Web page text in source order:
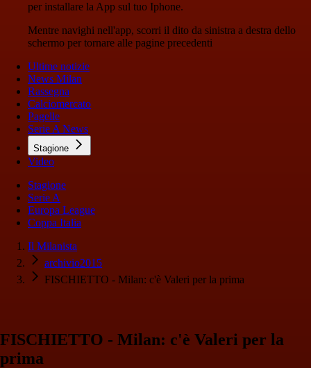
per installare la App sul tuo Iphone.
Mentre navighi nell'app, scorri il dito da sinistra a destra dello
schermo per tornare alle pagine precedenti
Ultime notizie
News Milan
Rassegna
Calciomercato
Pagelle
Serie A News
Stagione
Video
Stagione
Serie A
Europa League
Coppa Italia
Il Milanista
archivio2015
FISCHIETTO - Milan: c'è Valeri per la prima
FISCHIETTO - Milan: c'è Valeri per la
prima